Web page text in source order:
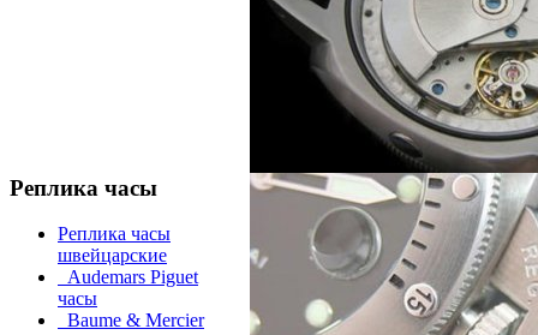
Реплика часы
Реплика часы
швейцарские
Audemars Piguet
часы
Baume & Mercier